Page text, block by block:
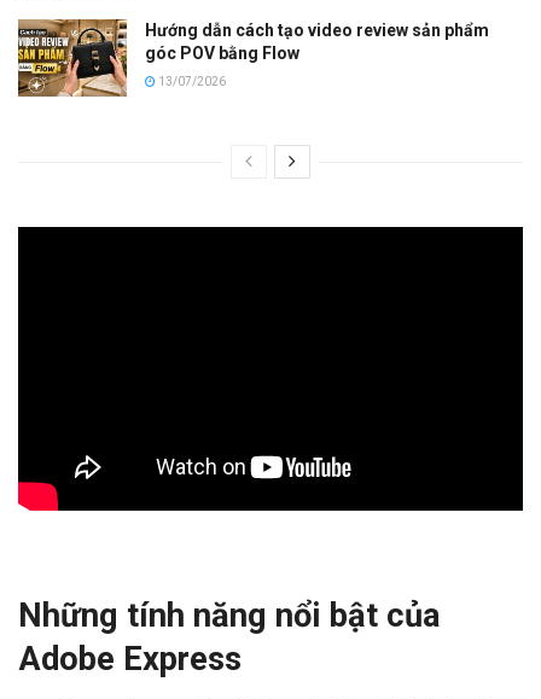
Hướng dẫn cách tạo video review sản phẩm
góc POV bằng Flow
13/07/2026
Những tính năng nổi bật của
Adobe Express